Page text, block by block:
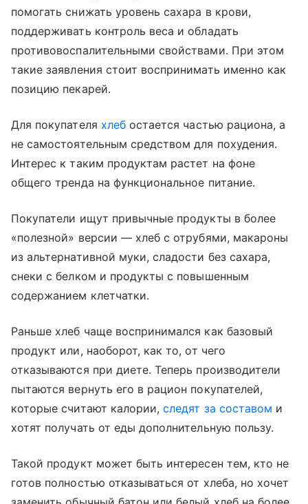
помогать снижать уровень сахара в крови,
поддерживать контроль веса и обладать
противовоспалительными свойствами. При этом
такие заявления стоит воспринимать именно как
позицию пекарей.
Для покупателя хлебостается частью рациона, а
не самостоятельным средством для похудения.
Интерес к таким продуктам растет на фоне
общего тренда на функциональное питание.
Покупатели ищут привычные продукты в более
«полезной» версии — хлеб с отрубями, макароны
из альтернативной муки, сладости без сахара,
снеки с белком и продукты с повышенным
содержанием клетчатки.
Раньше хлеб чаще воспринимался как базовый
продукт или, наоборот, как то, от чего
отказываются при диете. Теперь производители
пытаются вернуть его в рацион покупателей,
которые считают калории,следят за составом и
хотят получать от еды дополнительную пользу.
Такой продукт может быть интересен тем, кто не
готов полностью отказываться от хлеба, но хочет